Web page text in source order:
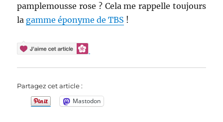
pamplemousse rose ? Cela me rappelle toujours
la gamme éponyme de TBS !
Partagez cet article :
Mastodon